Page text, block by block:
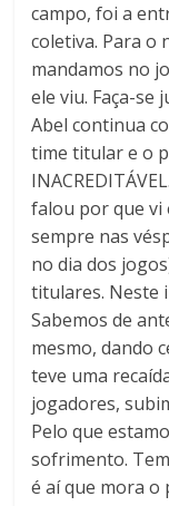
campo, foi a
coletiva. Para o
mandamos no
ele viu. Faça-se
Abel continua
time titular e o
falou por que vi
sempre nas
no dia dos
titulares. Neste
Sabemos de
mesmo, dando
teve uma
jogadores,
Pelo que
sofrimento.
é aí que mora o